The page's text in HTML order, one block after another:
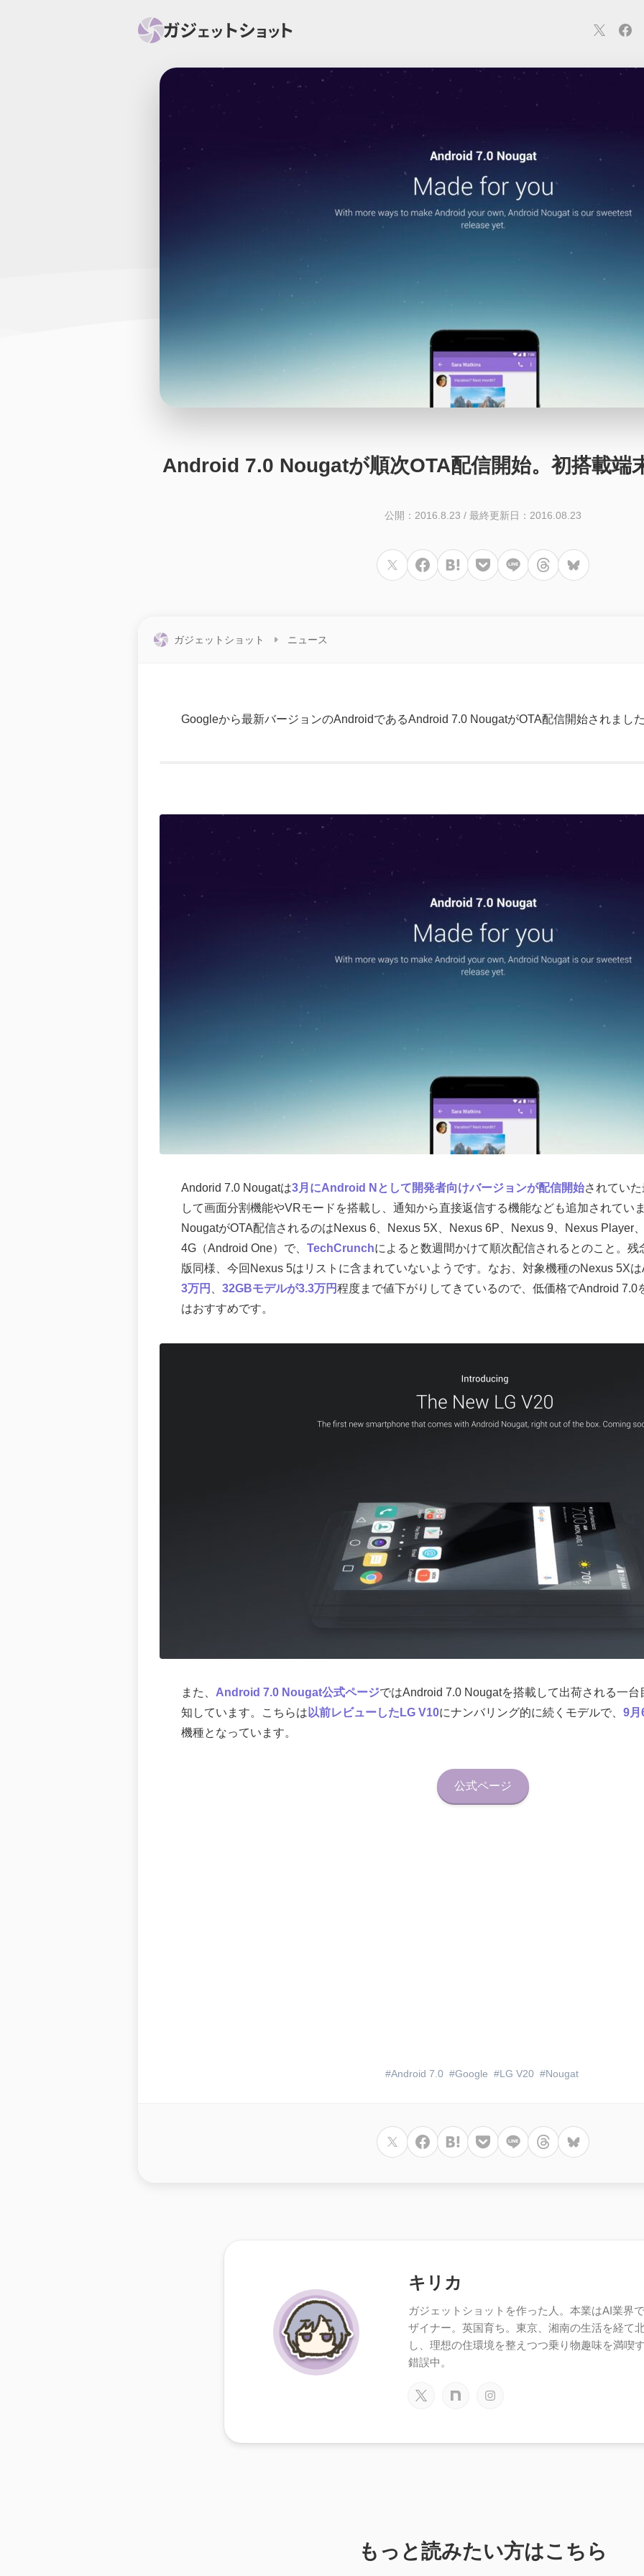
PC関連
回線 iPhone Mac
Android 7.0 Nougatが順次OTA配信開始。初搭載端
公開：2016.8.23 / 最終更新日：2016.08.23
ガジェットショット ニュース
Googleから最新バージョンのAndroidであるAndroid 7.0 NougatがOTA配信開始されまし
Andorid 7.0 Nougatは3月にAndroid Nとして開発者向けバージョンが配信開始されてい
して画面分割機能やVRモードを搭載し、通知から直接返信する機能なども追加されてい
NougatがOTA配信されるのはNexus 6、Nexus 5X、Nexus 6P、Nexus 9、Nexus Player
4G（Android One）で、 TechCrunchによると数週間かけて順次配信されるとのこと。
版同様、今回Nexus 5はリストに含まれていないようです。なお、対象機種のNexus 5X
3万円
32GBモデルが3.3万円程度まで値下がりしてきているので、低価格でAndroid 7.0
はおすすめです。
また、 Android 7.0 Nougat公式ページではAndroid 7.0 Nougatを搭載して出荷される一
知しています。こちらは 以前レビューしたLG V10にナンバリング的に続くモデルで、 9月
機種となっています。
公式ページ
Android 7.0 Google LG V20 Nougat
キリカ
ガジェットショットを作った人。本業はAI業界
ザイナー。英国育ち。東京、湘南の生活を経て
し、理想の住環境を整えつつ乗り物趣味を満喫
錯誤中。
もっと読みたい方はこちら